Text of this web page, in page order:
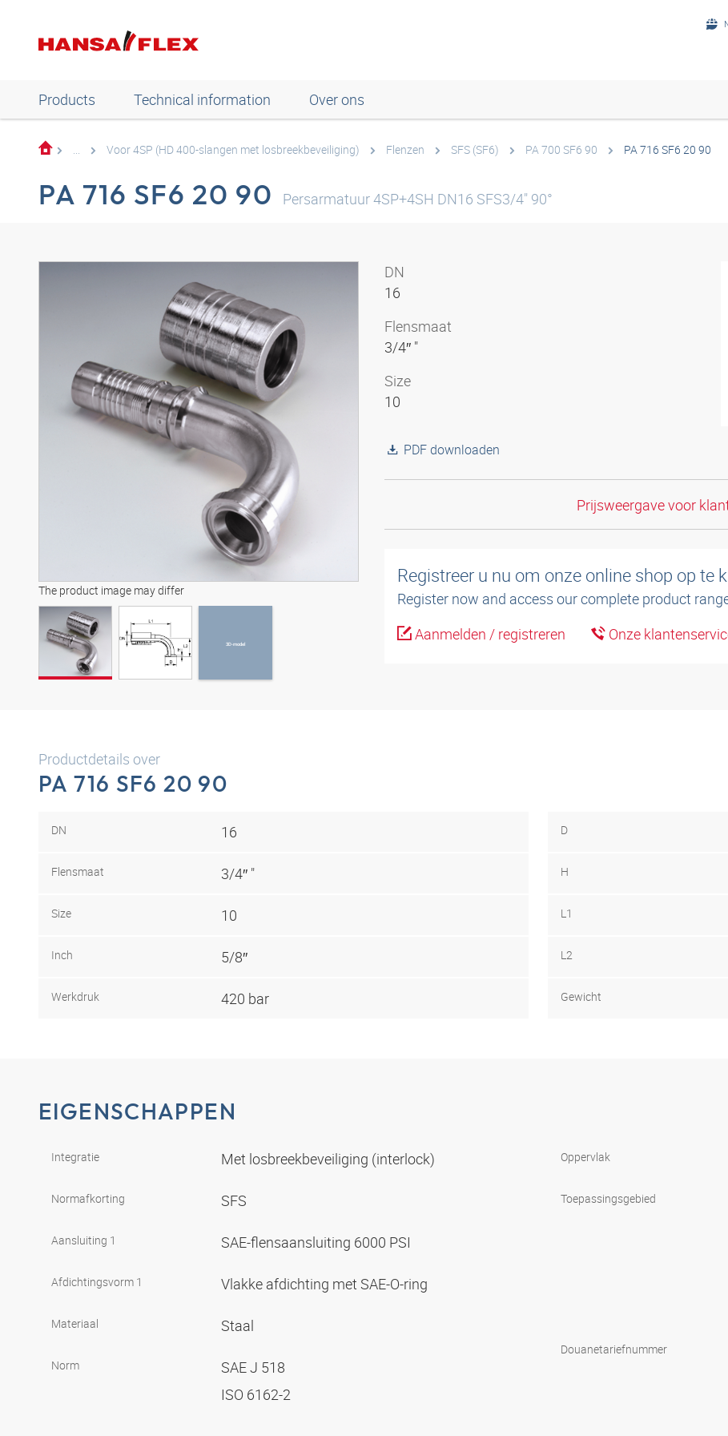
Products Technical information Over ons
... Voor 4SP (HD 400-slangen met losbreekbeveiliging) Flenzen SFS (SF6) PA 700 SF6 90 PA 716 SF6 20 90
PA 716 SF6 20 90 Persarmatuur 4SP+4SH DN16 SFS3/4" 90°
The product image may differ
3D-model
3D-model
DN
16
Flensmaat
3/4″ "
Size
10
PDF downloaden
Prijsweergave voor
Registreer u nu om onze online shop op te
Register now and access our complete product
Aanmelden / registreren
Onze
Productdetails over
PA 716 SF6 20 90
DN 16
Flensmaat 3/4″ "
Size 10
Inch 5/8″
Werkdruk 420 bar
D
H
L1
L2
Gewicht
EIGENSCHAPPEN
Integratie Met losbreekbeveiliging (interlock)
Normafkorting SFS
Aansluiting 1 SAE-flensaansluiting 6000 PSI
Afdichtingsvorm 1 Vlakke afdichting met SAE-O-ring
Materiaal Staal
Norm
SAE J 518
ISO 6162-2
Oppervlak
Toepassingsgebied
Douanetariefnummer